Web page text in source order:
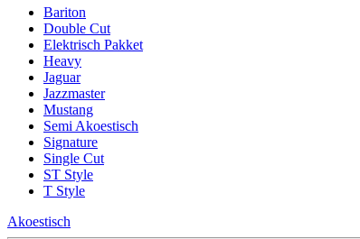
Bariton
Double Cut
Elektrisch Pakket
Heavy
Jaguar
Jazzmaster
Mustang
Semi Akoestisch
Signature
Single Cut
ST Style
T Style
Akoestisch